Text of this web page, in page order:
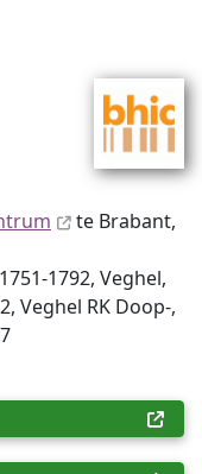
te Brabant,
1792, Veghel,
Veghel RK Doop-,